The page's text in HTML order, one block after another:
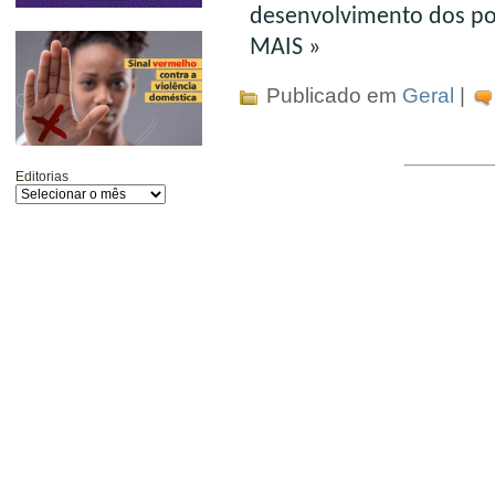
Editorias
desenvolvimento dos
MAIS »
Publicado em Geral